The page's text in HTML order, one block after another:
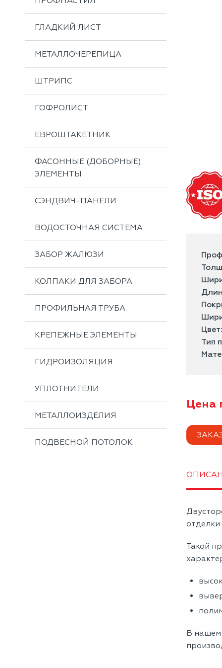
Металлоизделия
Проектирование вентилируемых фасадов
Вальцовка листового металла
ГЛАДКИЙ ЛИСТ
МЕТАЛЛОЧЕРЕПИЦА
ШТРИПС
ГОФРОЛИСТ
ЕВРОШТАКЕТНИК
ФАСОННЫЕ (ДОБОРНЫЕ)
ЭЛЕМЕНТЫ
СЭНДВИЧ-ПАНЕЛИ
ВОДОСТОЧНАЯ СИСТЕМА
ЗАБОР ЖАЛЮЗИ
КОЛПАКИ ДЛЯ ЗАБОРА
ПРОФИЛЬНАЯ ТРУБА
КРЕПЕЖНЫЕ ЭЛЕМЕНТЫ
ГИДРОИЗОЛЯЦИЯ
УПЛОТНИТЕЛИ
МЕТАЛЛОИЗДЕЛИЯ
ПОДВЕСНОЙ ПОТОЛОК
Тип
Цена
Такой
В нашем